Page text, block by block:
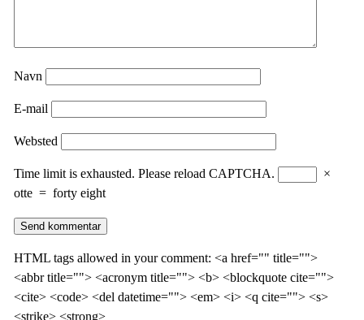
Navn
E-mail
Websted
Time limit is exhausted. Please reload CAPTCHA.
×
otte = forty eight
HTML tags allowed in your comment: <a href="" title="">
<abbr title=""> <acronym title=""> <b> <blockquote cite="">
<cite> <code> <del datetime=""> <em> <i> <q cite=""> <s>
<strike> <strong>